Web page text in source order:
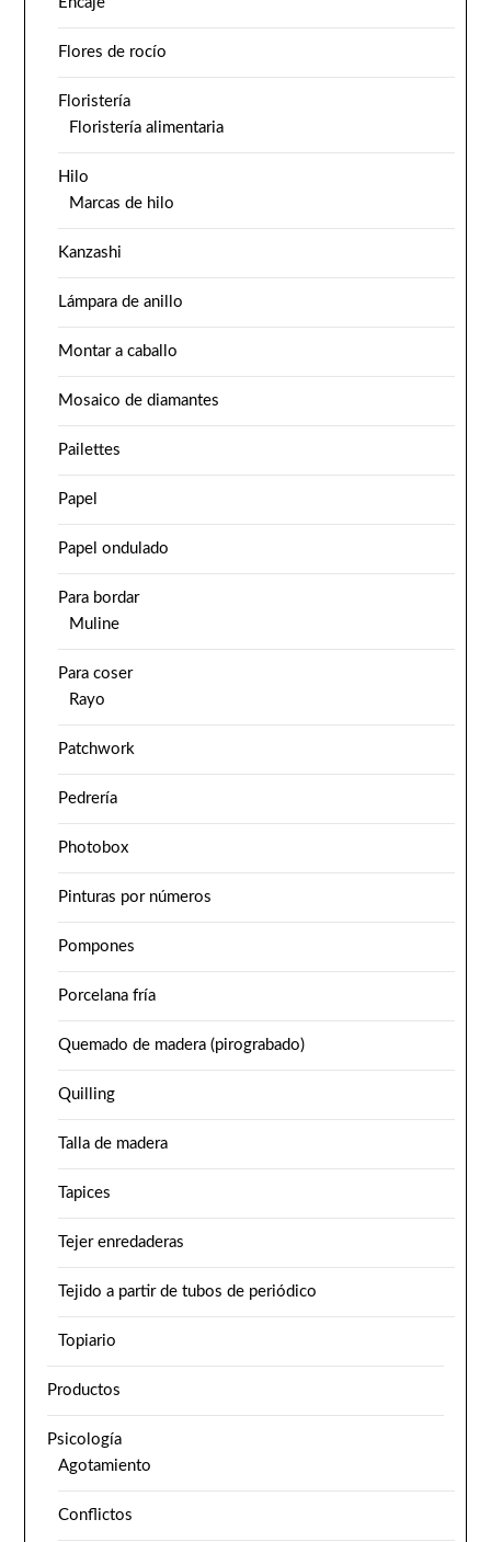
Flores de rocío
Floristería
Floristería alimentaria
Hilo
Marcas de hilo
Kanzashi
Lámpara de anillo
Montar a caballo
Mosaico de diamantes
Pailettes
Papel
Papel ondulado
Para bordar
Muline
Para coser
Rayo
Patchwork
Pedrería
Photobox
Pinturas por números
Pompones
Porcelana fría
Quemado de madera (pirograbado)
Quilling
Talla de madera
Tapices
Tejer enredaderas
Tejido a partir de tubos de periódico
Topiario
Productos
Psicología
Agotamiento
Conflictos